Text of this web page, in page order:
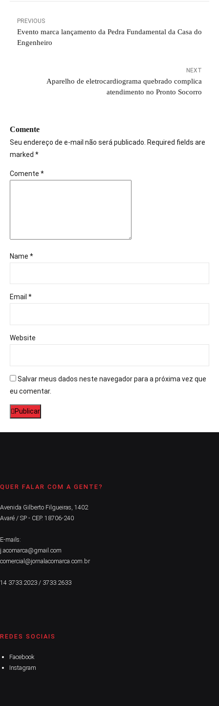
PREVIOUS
Evento marca lançamento da Pedra Fundamental da Casa do
Engenheiro
NEXT
Aparelho de eletrocardiograma quebrado complica
atendimento no Pronto Socorro
Comente
Seu endereço de e-mail não será publicado. Required fields are
marked *
Comente *
Name *
Email *
Website
Salvar meus dados neste navegador para a próxima vez que
eu comentar.
Publicar
QUER FALAR COM A GENTE?
Avenida Gilberto Filgueiras, 1402
Avaré / SP - CEP. 18706-240
E-mails:
j.acomarca@gmail.com
comercial@jornalacomarca.com.br
14 3733.2023 / 3733.2633
REDES SOCIAIS
Facebook
Instagram